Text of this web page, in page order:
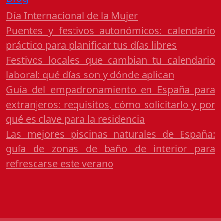
Día Internacional de la Mujer
Puentes y festivos autonómicos: calendario
práctico para planificar tus días libres
Festivos locales que cambian tu calendario
laboral: qué días son y dónde aplican
Guía del empadronamiento en España para
extranjeros: requisitos, cómo solicitarlo y por
qué es clave para la residencia
Las mejores piscinas naturales de España:
guía de zonas de baño de interior para
refrescarse este verano